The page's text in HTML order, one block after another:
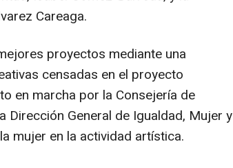
Careaga.
proyectos mediante una
censadas en el proyecto
en marcha por la Consejería de
Dirección General de Igualdad, Mujer y
mujer en la actividad artística.